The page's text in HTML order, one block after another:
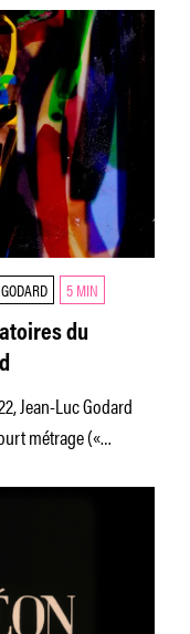
5 MIN
du
Jean-Luc Godard
métrage («